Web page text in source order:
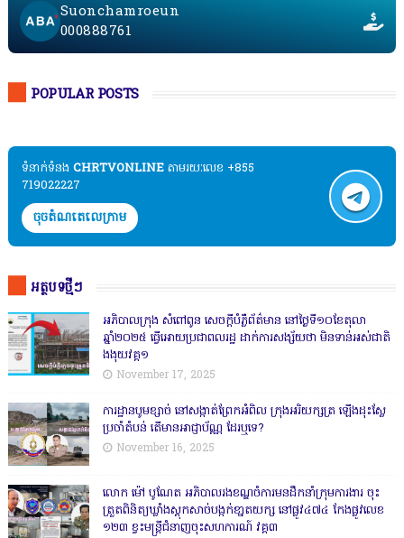
Suonchamroeun
000888761
POPULAR POSTS
ទំនាក់ទំនង​​ CHRTVONLINE តាមរយៈលេខ +855
719022227
ចុចតំណតេលេក្រាម
អត្ថបទថ្មីៗ
អភិបាលក្រុង សំពៅពូន សេចក្តីបំភ្លឺព័ត៌មាន នៅថ្ងៃទី១០ខែតុលា
ឆ្នាំ២០២៥ ធ្វើអោយប្រជាពលរដ្ឋ ដាក់ការសង្ស័យថា មិនទាន់អស់ជាតិ
ងងុយវគ្គ១
November 17, 2025
ការដ្ឋានបូមខ្សាច់ នៅសង្កាត់ព្រែកអំពិល ក្រុងអរិយក្សត្រ ឡើងដុះស្លែ
ប្រចាំតំបន់ តើមានអាជ្ញាប័ណ្ណ ដែរឬទេ?
November 16, 2025
លោក ម៉ៅ បូណែត អភិបាលរងខណ្ឌចំការមនដឹកនាំក្រុមការងារ ចុះ
ត្រួតពិនិត្យឃ្លាំងស្តុកសាច់បង្កក់ខា្នតយក្ស នៅផ្លូវ៤៧៤ កែងផ្លូវលេខ
១២៣ ខ្វះមន្ត្រីជំនាញចុះសហការណ៍ វគ្គ៣